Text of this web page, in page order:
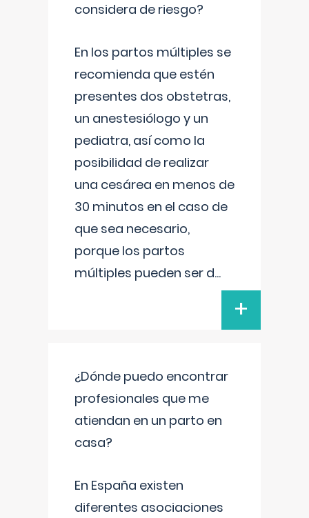
considera de riesgo?
En los partos múltiples se
recomienda que estén
presentes dos obstetras,
un anestesiólogo y un
pediatra, así como la
posibilidad de realizar
una cesárea en menos de
30 minutos en el caso de
que sea necesario,
porque los partos
múltiples pueden ser d...
+
¿Dónde puedo encontrar
profesionales que me
atiendan en un parto en
casa?
En España existen
diferentes asociaciones